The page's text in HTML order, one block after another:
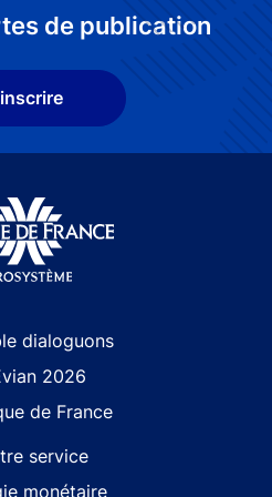
de publication
dialoguons
2026
de France
service
monétaire